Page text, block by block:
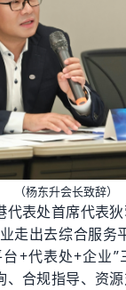
（杨东升会长致辞）
代表处首席代表
走出去综合服务
+代表处+企业
合规指导、资源